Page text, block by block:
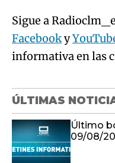
Sigue a
Facebooky
informativa en las
ÚLTIMAS
Último
09/08/